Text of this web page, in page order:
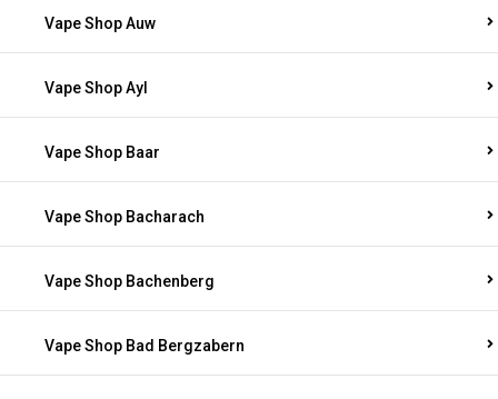
Vape Shop Auw
Vape Shop Ayl
Vape Shop Baar
Vape Shop Bacharach
Vape Shop Bachenberg
Vape Shop Bad Bergzabern